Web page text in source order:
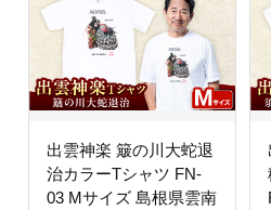
出雲神楽 簸の川大蛇退
治カラーTシャツ FN-
03 Mサイズ 島根県雲南